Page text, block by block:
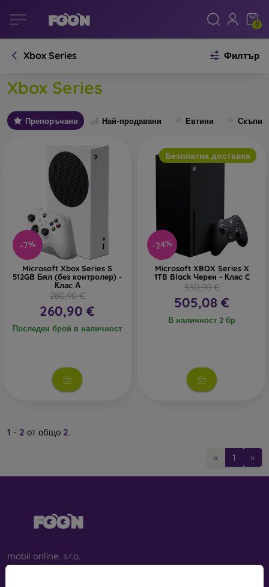
0
Xbox Series Филтър
Xbox Series
Препоръчани Най-продавани Евтини Скъпи
-7%
Microsoft Xbox Series S
512GB Бял (без контролер) -
Клас А
280,90 €
260,90 €
Последен брой в наличност
-24%
Безплатна доставка
Microsoft XBOX Series X
1TB Black Черен - Клас C
550,90 €
505,08 €
В наличност 2 бр
1 - 2 от общо 2.
« 1 »
mobil online, s.r.o.
ID:44547722